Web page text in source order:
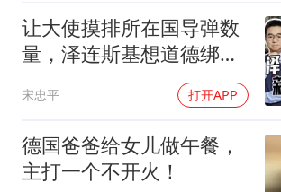
让大使摸排所在国导弹数
量，泽连斯基想道德绑架
宋忠平 打开APP
德国爸爸给女儿做午餐，
主打一个不开火！